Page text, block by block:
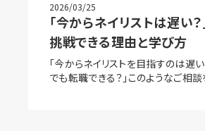
2026/03/25
「今からネイリストは遅い
挑戦できる理由と学び方
「今からネイリストを目指すのは遅い
でも転職できる？」このようなご相